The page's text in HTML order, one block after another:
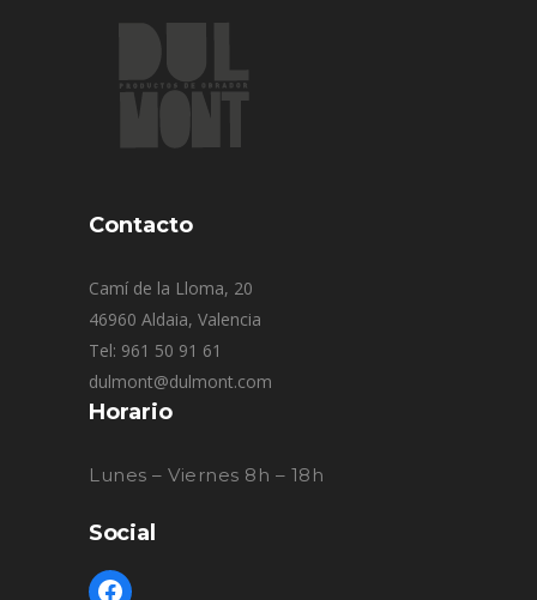
Contacto
Camí de la Lloma, 20
46960 Aldaia, Valencia
Tel: 961 50 91 61
dulmont@dulmont.com
Horario
Lunes – Viernes 8h – 18h
Social